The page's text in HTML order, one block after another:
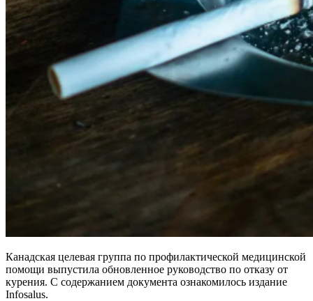
Канадская целевая группа по профилактической медицинской
помощи выпустила обновленное руководство по отказу от
курения. С содержанием документа ознакомилось издание
Infosalus.